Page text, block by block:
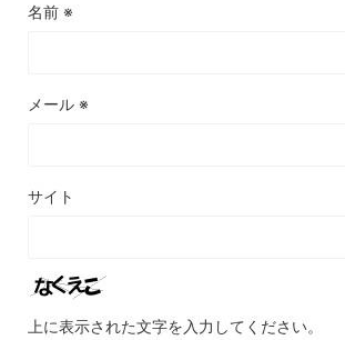
名前 ※
メール ※
サイト
上に表示された文字を入力してください。